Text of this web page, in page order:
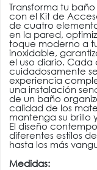
Transforma tu
con el Kit de
de cuatro
en la pared,
toque moderno a
inoxidable,
el uso diario.
cuidadosamente
experiencia
una instalación
de un baño
calidad de los
mantenga su brillo
El diseño
diferentes estilos
hasta los más
Medidas: